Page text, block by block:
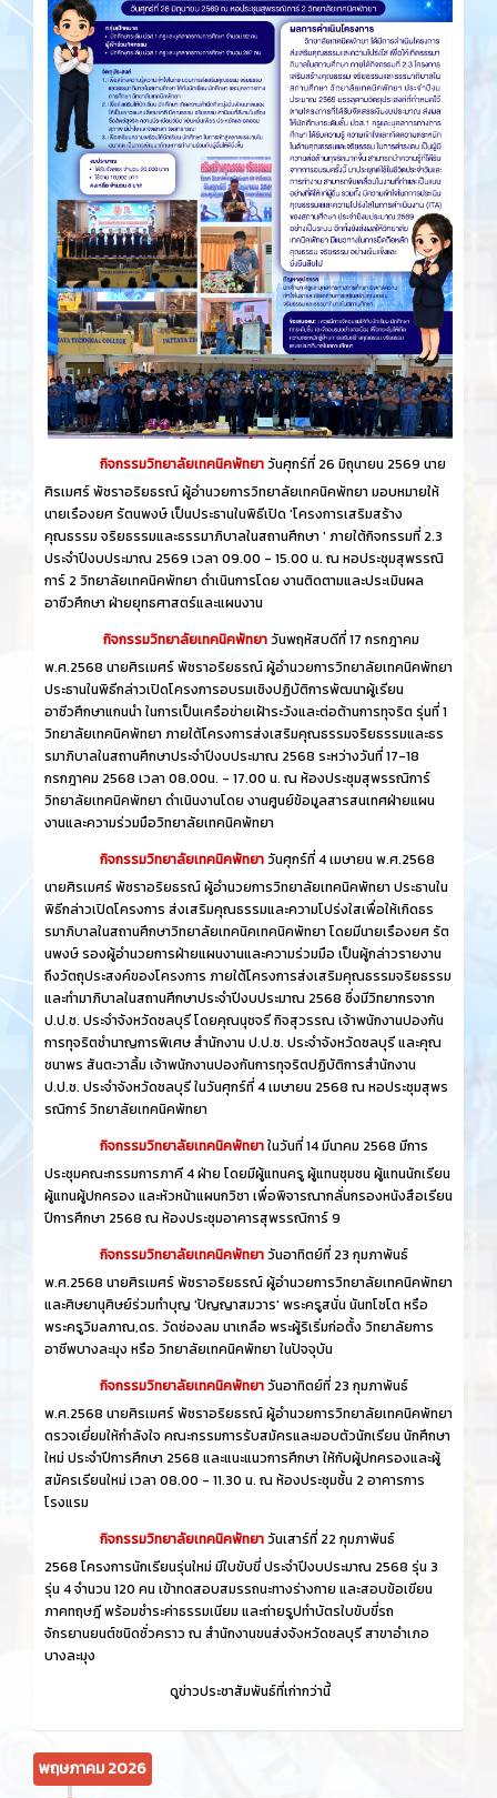
กิจกรรมวิทยาลัยเทคนิคพัทยาวันศุกร์​ที่ 26 ​มิถุนายน​ 2569 นาย
ศิรเมศร์ พัชราอริยธรณ์ ผู้อำนวยการวิทยาลัยเทคนิคพัทยา มอบหมายให้
นายเรืองยศ รัตนพงษ์ เป็นประธานในพิธีเปิด 'โครงการเสริมสร้าง
คุณธรรม จริยธรรมและธรรมาภิบาลในสถานศึกษา ' ภายใต้กิจกรรมที่ 2.3
ประจำปีงบประมาณ 2569 เวลา 09.00 - 15.00 น. ณ หอประชุมสุพรรณิ
การ์ 2 วิทยาลัยเทคนิคพัทยา ดำเนินการโดย งานติดตามและประเมินผล
อาชีวศึกษา ฝ่ายยุทธศาสตร์และแผนงาน
กิจกรรมวิทยาลัยเทคนิคพัทยาวันพฤหัสบดีที่ 17 กรกฎาคม
พ.ศ.2568 นายศิรเมศร์ พัชราอริยธรณ์ ผู้อำนวยการวิทยาลัยเทคนิคพัทยา
ประธานในพิธีกล่าวเปิดโครงการอบรมเชิงปฏิบัติการพัฒนาผู้เรียน
อาชีวศึกษาแกนนำ ในการเป็นเครือข่ายเฝ้าระวังและต่อต้านการทุจริต รุ่นที่ 1
วิทยาลัยเทคนิคพัทยา ภายใต้โครงการส่งเสริมคุณธรรมจริยธรรมและธร
รมาภิบาลในสถานศึกษาประจำปีงบประมาณ 2568 ระหว่างวันที่ 17-18
กรกฎาคม 2568 เวลา 08.00น. - 17.00 น. ณ ห้องประชุมสุพรรณิการ์
วิทยาลัยเทคนิคพัทยา ดำเนินงานโดย งานศูนย์ข้อมูลสารสนเทศฝ่ายแผน
งานและความร่วมมือวิทยาลัยเทคนิคพัทยา
กิจกรรมวิทยาลัยเทคนิคพัทยาวันศุกร์ที่ 4 เมษายน พ.ศ.2568
นายศิรเมศร์ พัชราอริยธรณ์ ผู้อำนวยการวิทยาลัยเทคนิคพัทยา ประธานใน
พิธีกล่าวเปิดโครงการ ส่งเสริมคุณธรรมและความโปร่งใสเพื่อให้เกิดธร
รมาภิบาลในสถานศึกษาวิทยาลัยเทคนิคเทคนิคพัทยา โดยมีนายเรืองยศ รัต
นพงษ์ รองผู้อำนวยการฝ่ายแผนงานและความร่วมมือ เป็นผู้กล่าวรายงาน
ถึงวัตถุประสงค์ของโครงการ ภายใต้โครงการส่งเสริมคุณธรรมจริยธรรม
และทำมาภิบาลในสถานศึกษาประจำปีงบประมาณ 2568 ซึ่งมีวิทยากรจาก
ป.ป.ช. ประจำจังหวัดชลบุรี โดยคุณนุชจรี กิจสุวรรณ เจ้าพนักงานปองกัน
การทุจริตชำนาญการพิเศษ สำนักงาน ป.ป.ช. ประจำจังหวัดชลบุรี และคุณ
ชนาพร สันตะวาลิ้ม เจ้าพนักงานปองกันการทุจริตปฏิบัติการสำนักงาน
ป.ป.ช. ประจำจังหวัดชลบุรี ในวันศุกร์ที่ 4 เมษายน 2568 ณ หอประชุมสุพร
รณิการ์ วิทยาลัยเทคนิคพัทยา
กิจกรรมวิทยาลัยเทคนิคพัทยาในวันที่ 14 มีนาคม 2568 มีการ
ประชุมคณะกรรมการภาคี 4 ฝ่าย โดยมีผู้แทนครู ผู้แทนชุมชน ผู้แทนนักเรียน
ผู้แทนผู้ปกครอง และหัวหน้าแผนกวิชา เพื่อพิจารณากลั่นกรองหนังสือเรียน
ปีการศึกษา 2568 ณ ห้องประชุมอาคารสุพรรณิการ์ 9
กิจกรรมวิทยาลัยเทคนิคพัทยาวันอาทิตย์ที่ 23 กุมภาพันธ์
พ.ศ.2568 นายศิรเมศร์ พัชราอริยธรณ์ ผู้อำนวยการวิทยาลัยเทคนิคพัทยา
และศิษยานุศิษย์ร่วมทำบุญ 'ปัญญาสมวาร' พระครูสนั่น นันทโชโต หรือ
พระครูวิมลภาณ,ดร. วัดช่องลม นาเกลือ พระผู้ริเริ่มก่อตั้ง วิทยาลัยการ
อาชีพบางละมุง หรือ วิทยาลัยเทคนิคพัทยา ในปัจจุบัน
กิจกรรมวิทยาลัยเทคนิคพัทยาวันอาทิตย์ที่ 23 กุมภาพันธ์
พ.ศ.2568 นายศิรเมศร์ พัชราอริยธรณ์ ผู้อำนวยการวิทยาลัยเทคนิคพัทยา
ตรวจเยี่ยมให้กำลังใจ คณะกรรมการรับสมัครและมอบตัวนักเรียน นักศึกษา
ใหม่ ประจำปีการศึกษา 2568 และแนะแนวการศึกษา ให้กับผู้ปกครองและผู้
สมัครเรียนใหม่ เวลา 08.00 - 11.30 น. ณ ห้องประชุมชั้น 2 อาคารการ
โรงแรม
กิจกรรมวิทยาลัยเทคนิคพัทยาวันเสาร์ที่ 22 กุมภาพันธ์
2568 โครงการนักเรียนรุ่นใหม่ มีใบขับขี่ ประจำปีงบประมาณ 2568 รุ่น 3
รุ่น 4 จำนวน 120 คน เข้าทดสอบสมรรถนะทางร่างกาย และสอบข้อเขียน
ภาคทฤษฎี พร้อมชำระค่าธรรมเนียม และถ่ายรูปทำบัตรใบขับขี่รถ
จักรยานยนต์ชนิดชั่วคราว ณ สำนักงานขนส่งจังหวัดชลบุรี สาขาอำเภอ
บางละมุง
ดูข่าวประชาสัมพันธ์ที่เก่ากว่านี้
พฤษภาคม 2026